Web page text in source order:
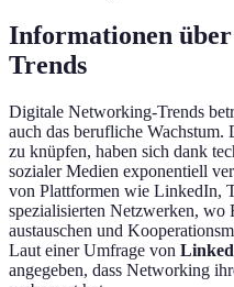
Informationen
Trends
Digitale Networking-Trends
auch das berufliche
zu knüpfen, haben sich dank
sozialer Medien exponentiell
von Plattformen wie LinkedIn,
spezialisierten Netzwerken, wo
austauschen und
Laut einer Umfrage von
angegeben, dass Networking